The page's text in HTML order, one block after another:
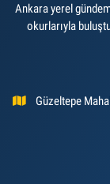
Ankara yerel
okurlarıyla
Güzeltepe